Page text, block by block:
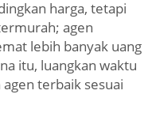
harga, tetapi
agen
lebih banyak uang
itu, luangkan waktu
terbaik sesuai